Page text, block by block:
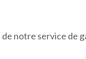
notre service de